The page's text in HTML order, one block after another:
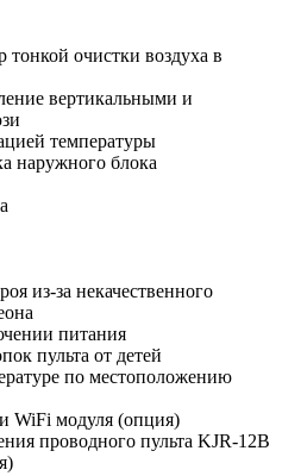
тонкой очистки воздуха в
вертикальными и
температуры
наружного блока
из-за некачественного
питания
пульта от детей
по местоположению
WiFi модуля (опция)
проводного пульта KJR-12B